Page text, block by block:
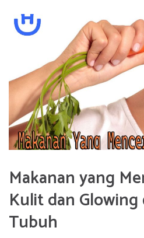
Makanan yang
Kulit dan Glowing
Tubuh